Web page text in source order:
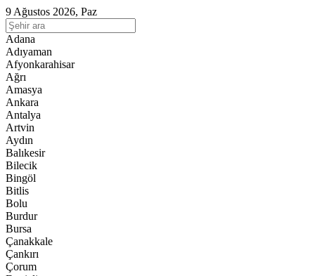
9 Ağustos 2026, Paz
Adana
Adıyaman
Afyonkarahisar
Ağrı
Amasya
Ankara
Antalya
Artvin
Aydın
Balıkesir
Bilecik
Bingöl
Bitlis
Bolu
Burdur
Bursa
Çanakkale
Çankırı
Çorum